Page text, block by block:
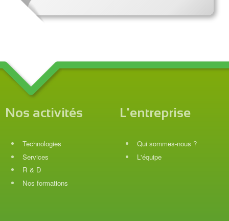
Nos activités
Technologies
Services
R & D
Nos formations
L'entreprise
Qui sommes-nous ?
L'équipe